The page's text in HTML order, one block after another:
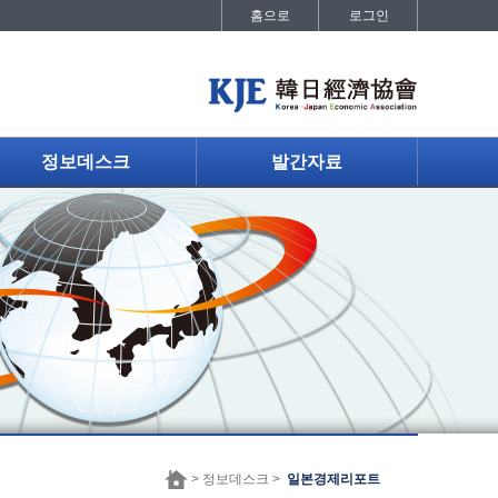
홈으로 로그인
정보데스크 발간자료
> 정보데스크 > 일본경제리포트